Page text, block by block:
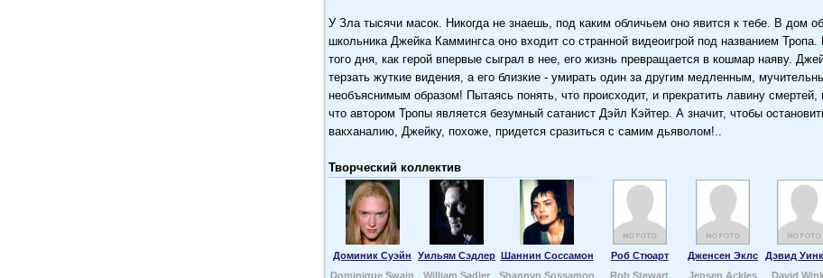
У Зла тысячи масок. Никогда не знаешь, под каким обличьем оно явится к тебе. В дом
школьника Джейка Каммингса оно входит со странной видеоигрой под названием Тропа.
того дня, как герой впервые сыграл в нее, его жизнь превращается в кошмар наяву.
терзать жуткие видения, а его близкие - умирать один за другим медленным,
необъяснимым образом! Пытаясь понять, что происходит, и прекратить лавину смертей,
что автором Тропы является безумный сатанист Дэйл Кэйтер. А значит, чтобы
вакханалию, Джейку, похоже, придется сразиться с самим дьяволом!..
Творческий коллектив
Доминик Суэйн Уильям Сэдлер Шаннин Соссамон Роб Стюарт Дженсен Эклс
Дэвид
Dominique Swain
William Sadler Shannyn Sossamon Rob Stewart Jensen Ackles David